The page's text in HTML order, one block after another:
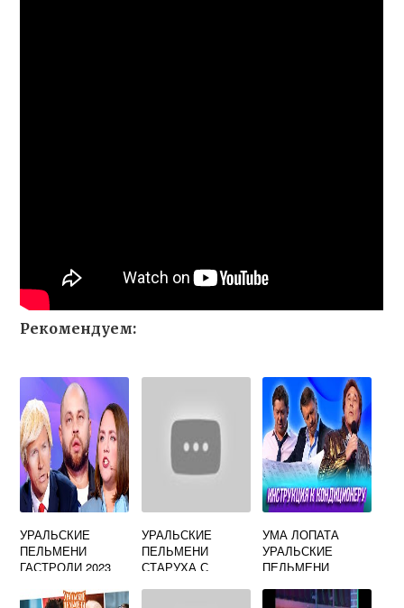
Рекомендуем:
УРАЛЬСКИЕ
ПЕЛЬМЕНИ
ГАСТРОЛИ 2023
УРАЛЬСКИЕ
ПЕЛЬМЕНИ
СТАРУХА С
УМА ЛОПАТА
УРАЛЬСКИЕ
ПЕЛЬМЕНИ